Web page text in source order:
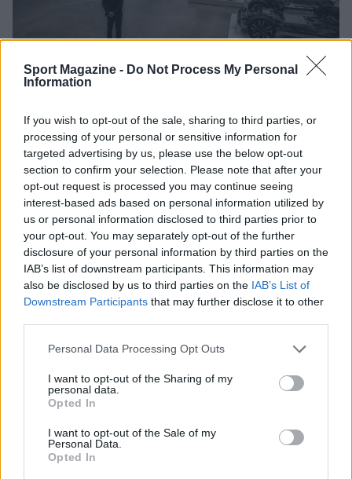
Sport Magazine - Do Not Process My Personal
Information
If you wish to opt-out of the sale, sharing to third parties, or
processing of your personal or sensitive information for
targeted advertising by us, please use the below opt-out
section to confirm your selection. Please note that after your
opt-out request is processed you may continue seeing
interest-based ads based on personal information utilized by
us or personal information disclosed to third parties prior to
your opt-out. You may separately opt-out of the further
disclosure of your personal information by third parties on the
IAB’s list of downstream participants. This information may
also be disclosed by us to third parties on the IAB’s List of
Downstream Participants that may further disclose it to other
Please note that this website/app uses one or more Google
not limited to your visit or usage behaviour. You may click to
grant or deny consent to Google and its third-party tags to
use your data for below specified purposes in below Google
consent section.
Personal Data Processing Opt Outs
I want to opt-out of the Sharing of my
personal data.
Opted In
I want to opt-out of the Sale of my
Personal Data.
Opted In
auto elettriche e ibride
Francesca Lombardi · 7 Ago 2026
Scoperte carcasse di moto e motori in container
destinati al Senegal
Ilaria Mauri · 4 Ago 2026
NOTIZIE